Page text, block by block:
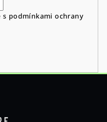
s podmínkami ochrany